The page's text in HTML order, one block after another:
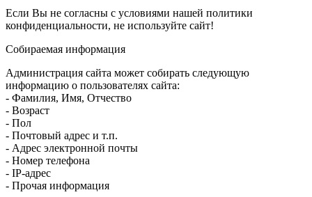
Если Вы не согласны с условиями нашей политики
конфиденциальности, не используйте сайт!
Собираемая информация
Администрация сайта может собирать следующую
информацию о пользователях сайта:
- Фамилия, Имя, Отчество
- Возраст
- Пол
- Почтовый адрес и т.п.
- Адрес электронной почты
- Номер телефона
- IP-адрес
- Прочая информация